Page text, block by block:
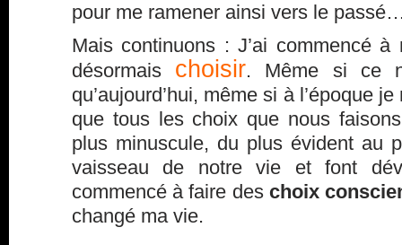
pour me ramener ainsi vers le
Mais continuons : J’ai commencé
désormais choisir. Même si ce
qu’aujourd’hui, même si à l’époque
que tous les choix que nous
plus minuscule, du plus évident au
vaisseau de notre vie et font
commencé à faire des choix
changé ma vie.